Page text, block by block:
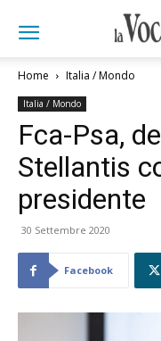
Home Italia / Mondo
Italia / Mondo
Fca-Psa,
Stellantis
presidente
30 Settembre 2020
Facebook